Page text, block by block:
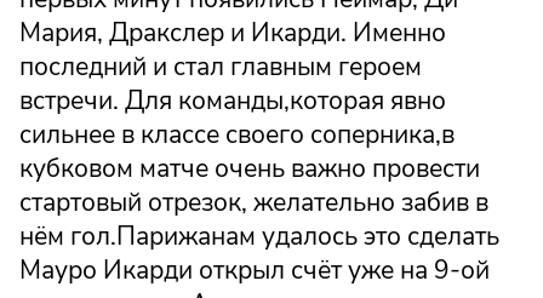
Мария, Дракслер и Икарди. Именно
последний и стал главным героем
встречи. Для команды,которая явно
сильнее в классе своего соперника,в
кубковом матче очень важно провести
стартовый отрезок, желательно забив в
нём гол.Парижанам удалось это сделать
Мауро Икарди открыл счёт уже на 9-ой